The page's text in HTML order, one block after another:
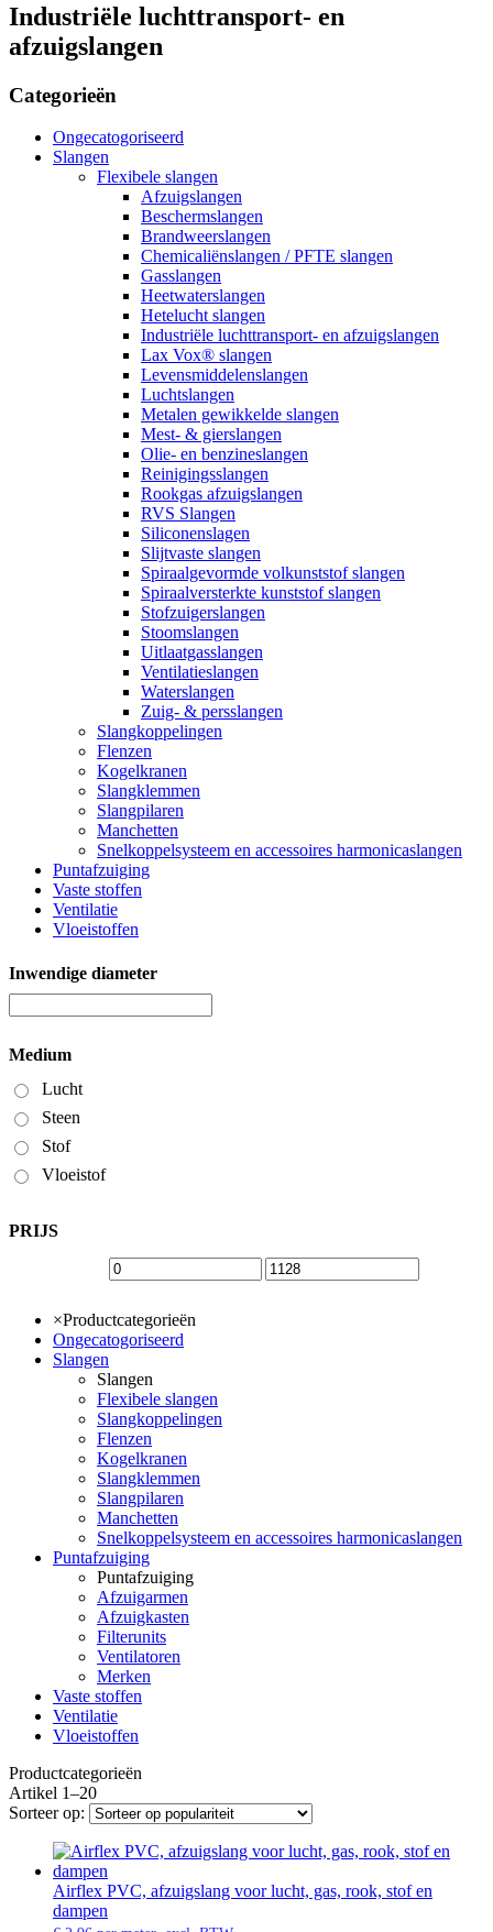
Industriële luchttransport- en
afzuigslangen
Categorieën
Ongecatogoriseerd
Slangen
Flexibele slangen
Afzuigslangen
Beschermslangen
Brandweerslangen
Chemicaliënslangen / PFTE slangen
Gasslangen
Heetwaterslangen
Hetelucht slangen
Industriële luchttransport- en afzuigslangen
Lax Vox® slangen
Levensmiddelenslangen
Luchtslangen
Metalen gewikkelde slangen
Mest- & gierslangen
Olie- en benzineslangen
Reinigingsslangen
Rookgas afzuigslangen
RVS Slangen
Siliconenslagen
Slijtvaste slangen
Spiraalgevormde volkunststof slangen
Spiraalversterkte kunststof slangen
Stofzuigerslangen
Stoomslangen
Uitlaatgasslangen
Ventilatieslangen
Waterslangen
Zuig- & persslangen
Slangkoppelingen
Flenzen
Kogelkranen
Slangklemmen
Slangpilaren
Manchetten
Snelkoppelsysteem en accessoires harmonicaslangen
Puntafzuiging
Vaste stoffen
Ventilatie
Vloeistoffen
Inwendige diameter
Medium
Lucht
Steen
Stof
Vloeistof
PRIJS
×Productcategorieën
Ongecatogoriseerd
Slangen
Slangen
Flexibele slangen
Slangkoppelingen
Flenzen
Kogelkranen
Slangklemmen
Slangpilaren
Manchetten
Snelkoppelsysteem en accessoires harmonicaslangen
Puntafzuiging
Puntafzuiging
Afzuigarmen
Afzuigkasten
Filterunits
Ventilatoren
Merken
Vaste stoffen
Ventilatie
Vloeistoffen
Productcategorieën
Artikel 1–20
Sorteer op:
Airflex PVC, afzuigslang voor lucht, gas, rook, stof en
dampen